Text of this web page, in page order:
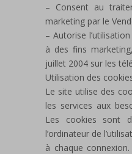
– Consent au
marketing par le
– Autorise
à des fins
juillet 2004 sur les
Utilisation des
Le site utilise des
les services aux
Les cookies sont
l’ordinateur de
à chaque